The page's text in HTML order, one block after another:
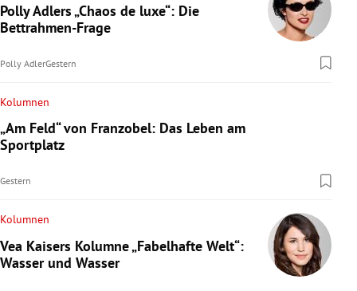
Polly Adlers „Chaos de luxe“: Die
Bettrahmen-Frage
Polly AdlerGestern
Kolumnen
„Am Feld“ von Franzobel: Das Leben am
Sportplatz
Gestern
Kolumnen
Vea Kaisers Kolumne „Fabelhafte Welt“:
Wasser und Wasser